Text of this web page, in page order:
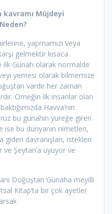
kavramı Müjdeyi
yapmamızı veya
gelmektir kısaca
ilk Günah olarak normalde
yemesi olarak bilmemize
vardır her zaman
Örneğin ilk insanlar olan
Havva’nın
bu günahın yüreğe giren
ise bu dünyanın nimetleri,
giden davranışları, istekleri
Şeytan’a uyuyor ve
Doğuştan Günaha meyilli
Kitap’ta bir çok ayetler